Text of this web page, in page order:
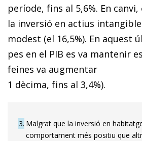
període, fins al 5,6%. En
la inversió en actius
modest (el 16,5%). En aquest
pes en el PIB es va mantenir
feines va augmentar
1 dècima, fins al 3,4%).
3 Malgrat que la inversió en
comportament més positiu que